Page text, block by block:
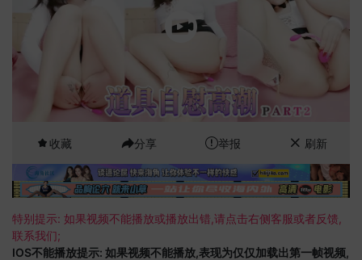
收藏 分享 举报 刷新
特别提示: 如果视频不能播放或播放出错,请点击右侧客服或者反馈,
联系我们;
IOS不能播放提示: 如果视频不能播放,表现为仅仅加载出第一帧视频,